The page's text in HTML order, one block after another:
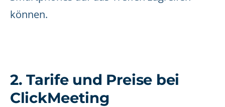
können.
2. Tarife und Preise bei
ClickMeeting